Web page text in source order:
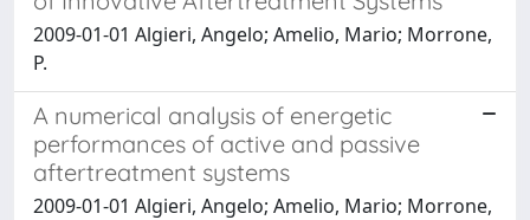
2009-01-01 Algieri, Angelo; Amelio, Mario; Morrone,
P.
A numerical analysis of energetic
performances of active and passive
aftertreatment systems
2009-01-01 Algieri, Angelo; Amelio, Mario; Morrone,